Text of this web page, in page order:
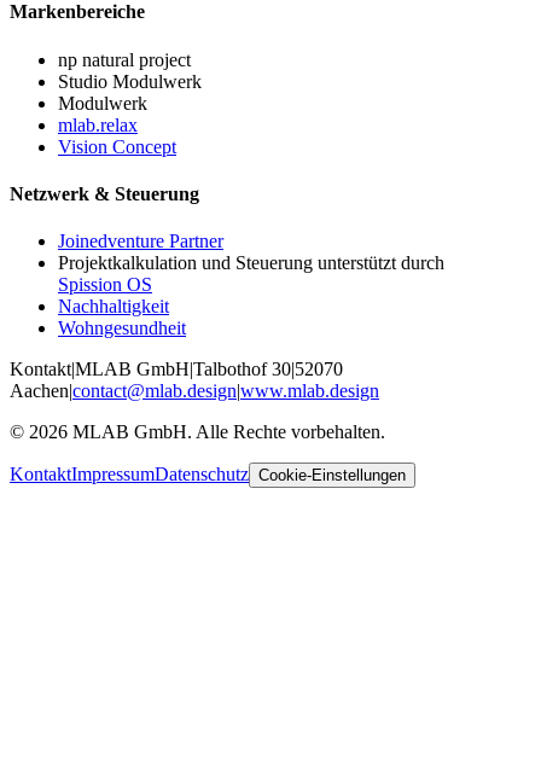
Markenbereiche
np natural project
Studio Modulwerk
Modulwerk
mlab.relax
Vision Concept
Netzwerk & Steuerung
Joinedventure Partner
Projektkalkulation und Steuerung unterstützt durch
Spission OS
Nachhaltigkeit
Wohngesundheit
Kontakt|MLAB GmbH|Talbothof 30|52070
Aachen|contact@mlab.design|www.mlab.design
© 2026 MLAB GmbH. Alle Rechte vorbehalten.
KontaktImpressumDatenschutz Cookie-Einstellungen